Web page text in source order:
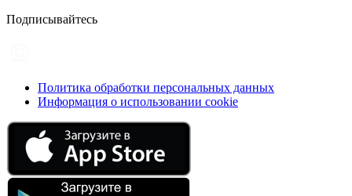
Подписывайтесь
Политика обработки персональных данных
Информация о использовании cookie